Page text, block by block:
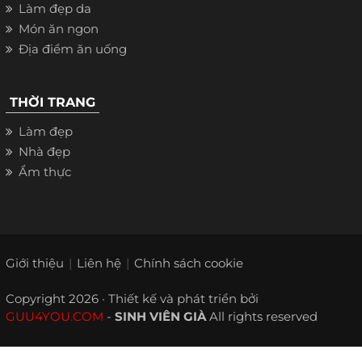
Làm đẹp da
Món ăn ngon
Địa điểm ăn uống
THỜI TRANG
Làm đẹp
Nhà đẹp
Ẩm thực
Giới thiệu Liên hệ Chính sách cookie
Copyright 2026 · Thiết kế và phát triển bởi
GUU4YOU.COM - SINH VIÊN GIÀAll rights reserved